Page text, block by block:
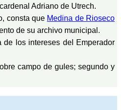
Adriano de Utrech.
consta que Medina de Rioseco
de su archivo municipal.
los intereses del Emperador
campo de gules; segundo y